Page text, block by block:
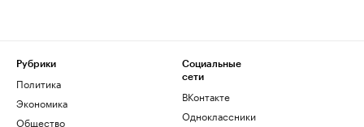
Рубрики
Политика
Экономика
Общество
Социальные
сети
ВКонтакте
Одноклассники